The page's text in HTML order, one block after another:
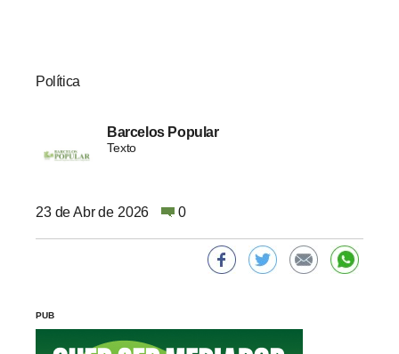
Política
Barcelos Popular
Texto
23 de Abr de 2026 0
PUB